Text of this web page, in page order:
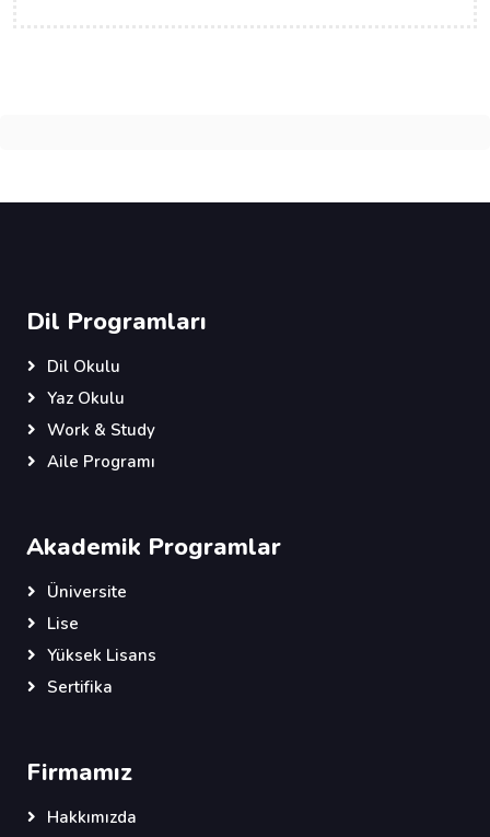
Dil Programları
Dil Okulu
Yaz Okulu
Work & Study
Aile Programı
Akademik Programlar
Üniversite
Lise
Yüksek Lisans
Sertifika
Firmamız
Hakkımızda